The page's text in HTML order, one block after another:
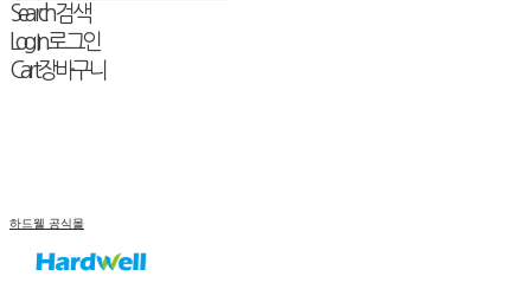
Search검색
Log In로그인
Cart장바구니
하드웰 공식몰